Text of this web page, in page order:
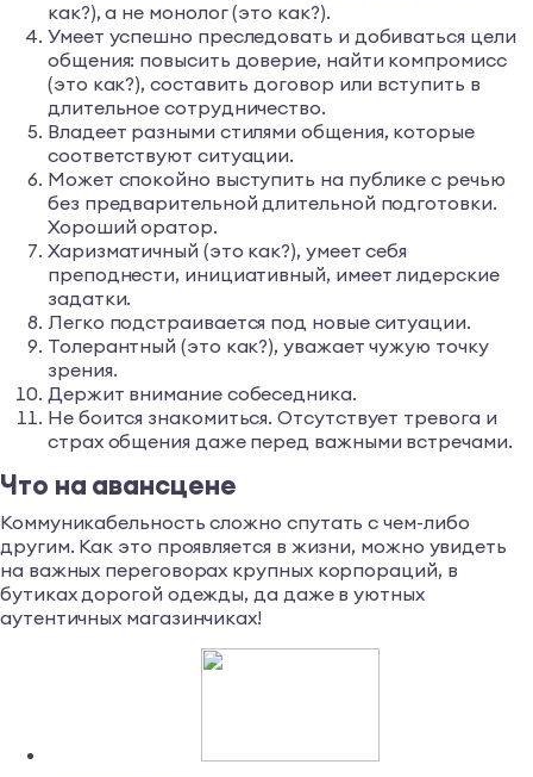
как?), а не монолог (это как?).
Умеет успешно преследовать и добиваться цели
общения: повысить доверие, найти компромисс
(это как?), составить договор или вступить в
длительное сотрудничество.
Владеет разными стилями общения, которые
соответствуют ситуации.
Может спокойно выступить на публике с речью
без предварительной длительной подготовки.
Хороший оратор.
Харизматичный (это как?), умеет себя
преподнести, инициативный, имеет лидерские
задатки.
Легко подстраивается под новые ситуации.
Толерантный (это как?), уважает чужую точку
зрения.
Держит внимание собеседника.
Не боится знакомиться. Отсутствует тревога и
страх общения даже перед важными встречами.
Что на авансцене
Коммуникабельность сложно спутать с чем-либо
другим. Как это проявляется в жизни, можно увидеть
на важных переговорах крупных корпораций, в
бутиках дорогой одежды, да даже в уютных
аутентичных магазинчиках!